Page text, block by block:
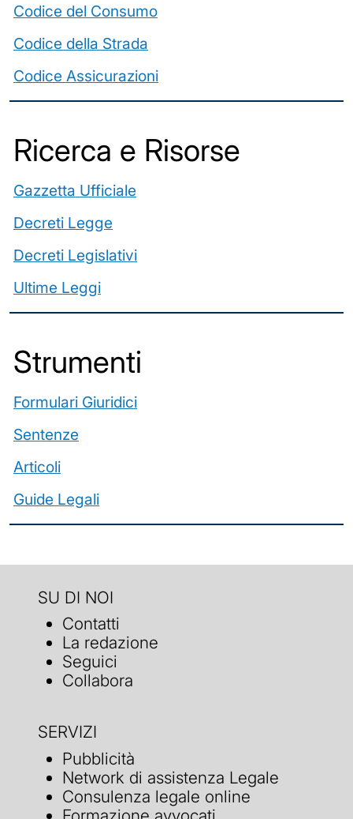
Codice del Consumo
Codice della Strada
Codice Assicurazioni
Ricerca e Risorse
Gazzetta Ufficiale
Decreti Legge
Decreti Legislativi
Ultime Leggi
️Strumenti
Formulari Giuridici
Sentenze
Articoli
Guide Legali
SU DI NOI
Contatti
La redazione
Seguici
Collabora
SERVIZI
Pubblicità
Network di assistenza Legale
Consulenza legale online